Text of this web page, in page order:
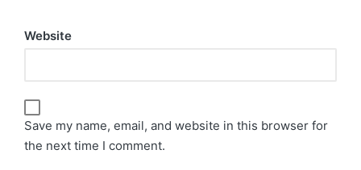
Website
Save my name, email, and website in this browser for
the next time I comment.